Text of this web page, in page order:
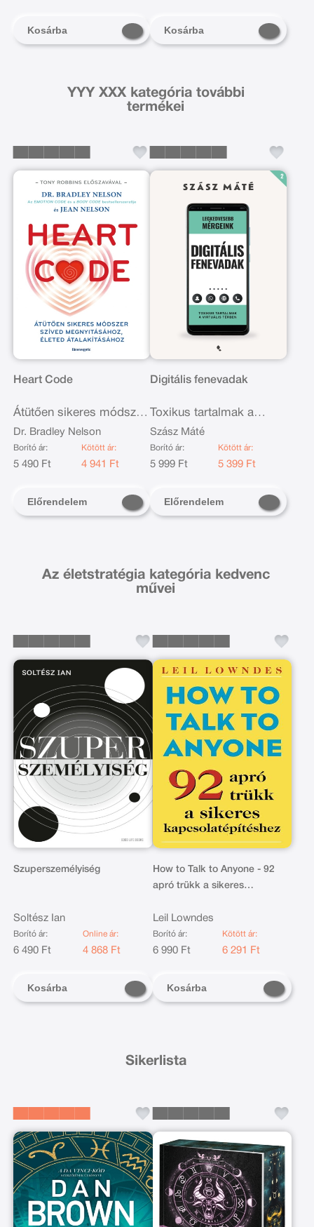
Kosárba Kosárba
YYY XXX kategória további
termékei
Heart Code
Átütően sikeres módszer
a szíved megnyitásához,
életed átalakításához
Dr. Bradley Nelson
Borító ár:
5 490 Ft
Kötött ár:
4 941 Ft
Előrendelem
Digitális fenevadak
Toxikus tartalmak a
virtuális térben -
Legkedvesebb mérgeink
Szász Máté
Borító ár:
5 999 Ft
Kötött ár:
5 399 Ft
Előrendelem
Az életstratégia kategória kedvenc
művei
Szuperszemélyiség
Soltész Ian
Borító ár:
6 490 Ft
Online ár:
4 868 Ft
Kosárba
How to Talk to Anyone - 92
apró trükk a sikeres
Leil Lowndes
Borító ár:
6 990 Ft
Kötött ár:
6 291 Ft
Kosárba
Sikerlista